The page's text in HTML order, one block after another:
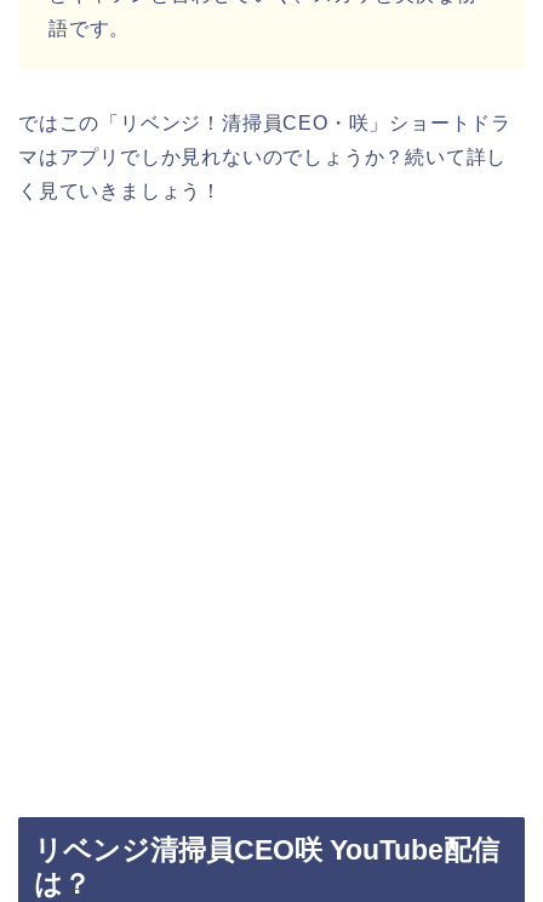
語です。
ではこの「リベンジ！清掃員CEO・咲」ショートドラ
マはアプリでしか見れないのでしょうか？続いて詳し
く見ていきましょう！
リベンジ清掃員CEO咲 YouTube配信
は？